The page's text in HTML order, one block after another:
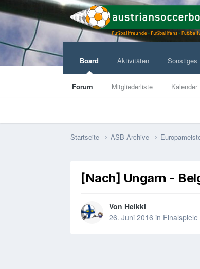
Board
Forum Mitgliederliste Kalender
Aktivitäten Sonstiges
Startseite ASB-Archive
[Nach] Ungarn -
Von Heikki
26. Juni 2016 in Finalspiele